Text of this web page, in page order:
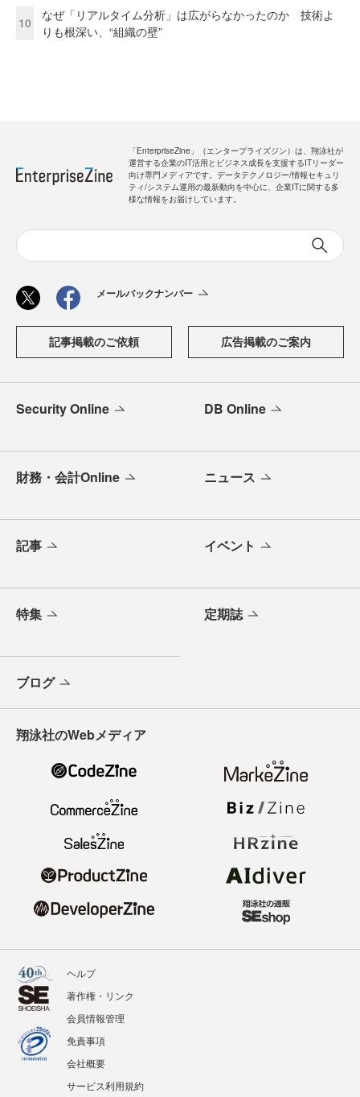
10
なぜ「リアルタイム分析」は広がらなかったのか 技術よ
りも根深い、“組織の壁”
「EnterpriseZine」（エンタープライズジン）は、翔泳社が
運営する企業のIT活用とビジネス成長を支援するITリーダー
向け専門メディアです。データテクノロジー/情報セキュリ
ティ/システム運用の最新動向を中心に、企業ITに関する多
様な情報をお届けしています。
メールバックナンバー
記事掲載のご依頼 広告掲載のご案内
Security Online DB Online
財務・会計Online ニュース
記事 イベント
特集 定期誌
ブログ
翔泳社のWebメディア
ヘルプ
著作権・リンク
会員情報管理
免責事項
会社概要
サービス利用規約